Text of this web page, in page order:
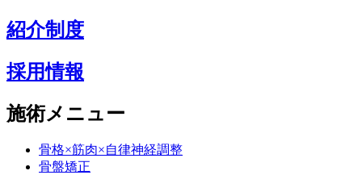
紹介制度
採用情報
施術メニュー
骨格×筋肉×自律神経調整
骨盤矯正